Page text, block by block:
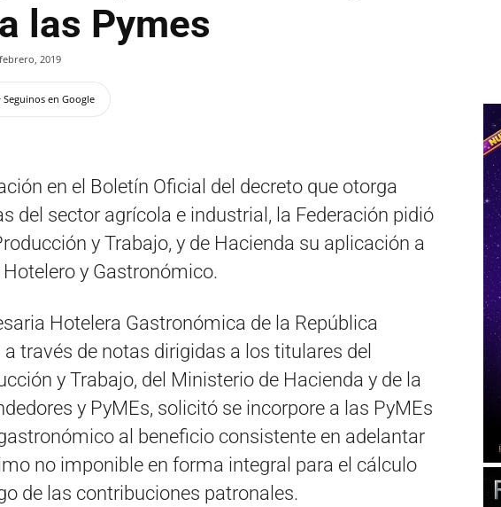
las Pymes
2019
Seguinos en Google
en el Boletín Oficial del decreto que otorga
del sector agrícola e industrial, la Federación pidió
y Trabajo, y de Hacienda su aplicación a
y Gastronómico.
Hotelera Gastronómica de la República
a través de notas dirigidas a los titulares del
y Trabajo, del Ministerio de Hacienda y de la
y PyMEs, solicitó se incorpore a las PyMEs
al beneficio consistente en adelantar
no imponible en forma integral para el cálculo
de las contribuciones patronales.